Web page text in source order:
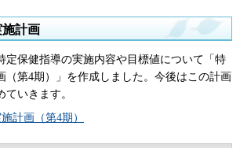
計画
定保健指導の実施内容や目標値について「特
（第4期）」を作成しました。今後はこの計画
いきます。
計画（第4期）